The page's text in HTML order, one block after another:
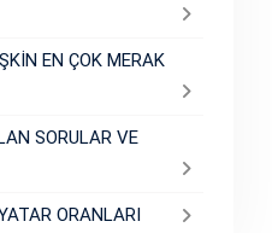
EN ÇOK MERAK
SORULAR VE
ORANLARI